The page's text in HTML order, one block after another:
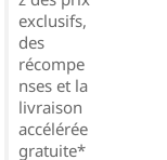
exclusifs,
des
récompe
nses et la
livraison
accélérée
gratuite*